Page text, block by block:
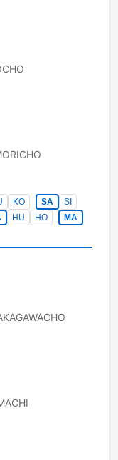
KO SA
SI
HU HO
MA